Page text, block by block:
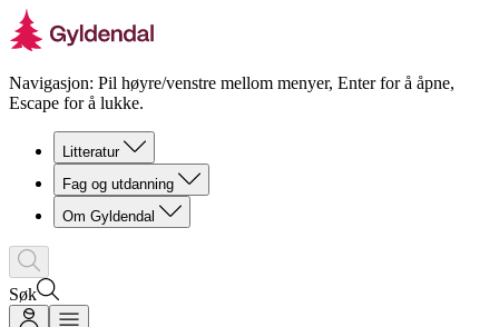
Navigasjon: Pil høyre/venstre mellom menyer, Enter for å åpne,
Escape for å lukke.
Litteratur
Fag og utdanning
Om Gyldendal
Søk